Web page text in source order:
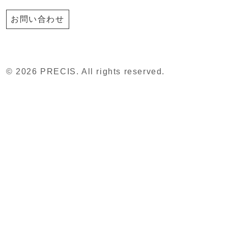
お問い合わせ
© 2026 PRECIS. All rights reserved.